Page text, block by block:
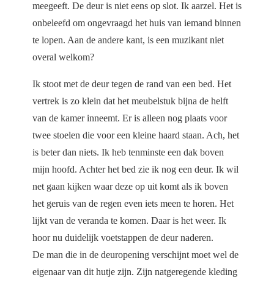
meegeeft. De deur is niet eens op slot. Ik aarzel. Het is
onbeleefd om ongevraagd het huis van iemand binnen
te lopen. Aan de andere kant, is een muzikant niet
overal welkom?
Ik stoot met de deur tegen de rand van een bed. Het
vertrek is zo klein dat het meubelstuk bijna de helft
van de kamer inneemt. Er is alleen nog plaats voor
twee stoelen die voor een kleine haard staan. Ach, het
is beter dan niets. Ik heb tenminste een dak boven
mijn hoofd. Achter het bed zie ik nog een deur. Ik wil
net gaan kijken waar deze op uit komt als ik boven
het geruis van de regen even iets meen te horen. Het
lijkt van de veranda te komen. Daar is het weer. Ik
hoor nu duidelijk voetstappen de deur naderen.
De man die in de deuropening verschijnt moet wel de
eigenaar van dit hutje zijn. Zijn natgeregende kleding